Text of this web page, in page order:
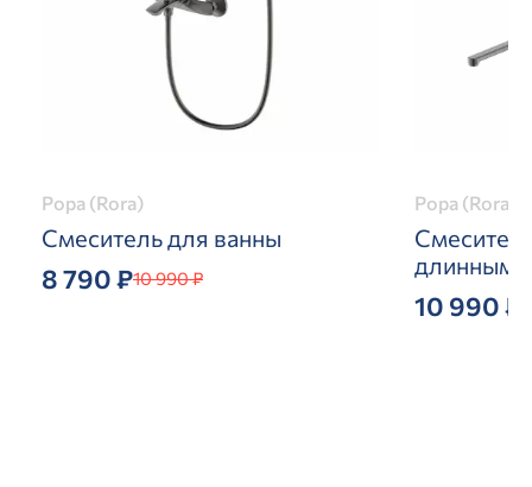
Рора (Rora)
Смеситель для ванны
8 790 ₽10 990 ₽
Рора (Rora)
длинным
10 990 ₽